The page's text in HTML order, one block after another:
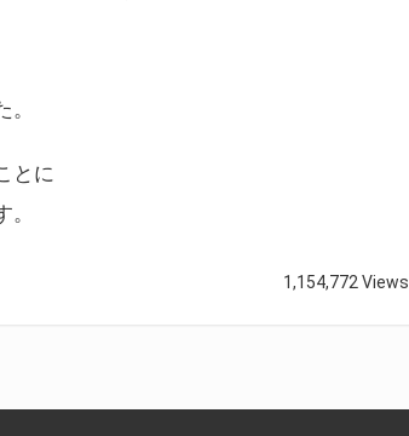
とに
1,154,772 Views